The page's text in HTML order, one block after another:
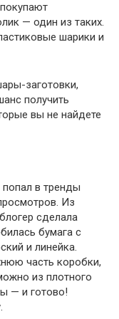
— один из таких.
шарики и
заготовки,
получить
вы не найдете
в тренды
Из
сделала
бумага с
и линейка.
часть коробки,
из плотного
— и готово!